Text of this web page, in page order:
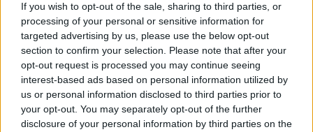
If you wish to opt-out of the sale, sharing to third parties, or
processing of your personal or sensitive information for
targeted advertising by us, please use the below opt-out
section to confirm your selection. Please note that after your
opt-out request is processed you may continue seeing
interest-based ads based on personal information utilized by
us or personal information disclosed to third parties prior to
your opt-out. You may separately opt-out of the further
disclosure of your personal information by third parties on the